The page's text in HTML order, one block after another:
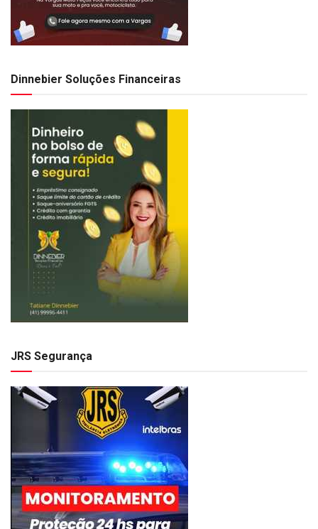
Dinnebier Soluções Financeiras
JRS Segurança